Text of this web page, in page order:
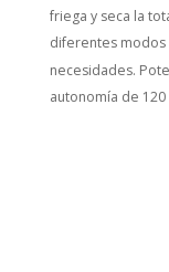
friega y seca la
diferentes modos
necesidades.
autonomía de